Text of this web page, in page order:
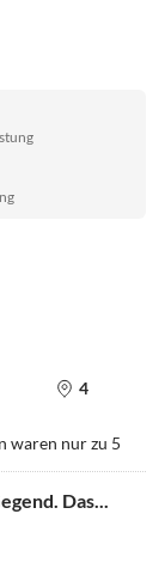
4
waren nur zu 5
Das...